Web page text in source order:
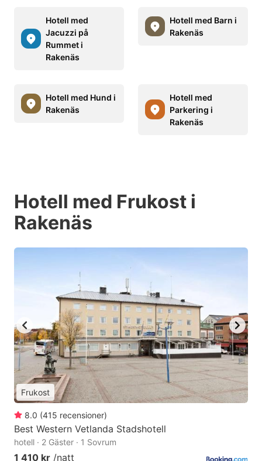
Hotell med
Jacuzzi på
Rummet i
Rakenäs
Hotell med Barn i
Rakenäs
Hotell med Hund i
Rakenäs
Hotell med
Parkering i
Rakenäs
Hotell med Frukost i
Rakenäs
Frukost
8.0 (415 recensioner)
Best Western Vetlanda Stadshotell
hotell · 2 Gäster · 1 Sovrum
1 410 kr /natt